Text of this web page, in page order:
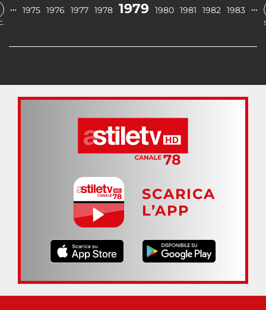
… 1975 1976 1977 1978 1979 1980 1981 1982 1983 …
SCARICA
L’APP